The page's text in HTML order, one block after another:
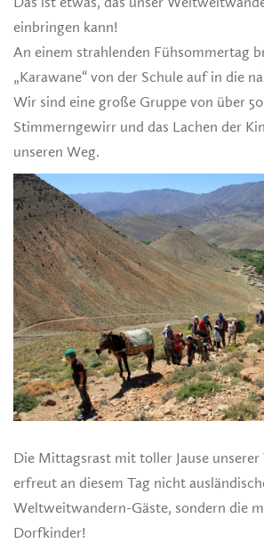
einbringen kann!
An einem strahlenden Fühsommertag
„Karawane“ von der Schule auf in die
Wir sind eine große Gruppe von über
Stimmerngewirr und das Lachen der
unseren Weg.
Die Mittagsrast mit toller Jause
erfreut an diesem Tag nicht
Weltweitwandern-Gäste, sondern die
Dorfkinder!